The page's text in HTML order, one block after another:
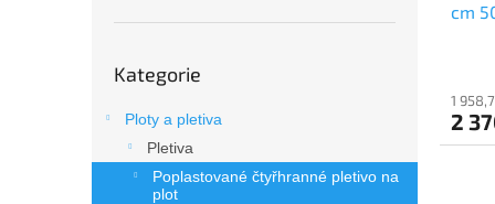
kategorie
Kategorie
Ploty a pletiva
Pletiva
Poplastované čtyřhranné pletivo na
plot
cm
je
5,0
1
2